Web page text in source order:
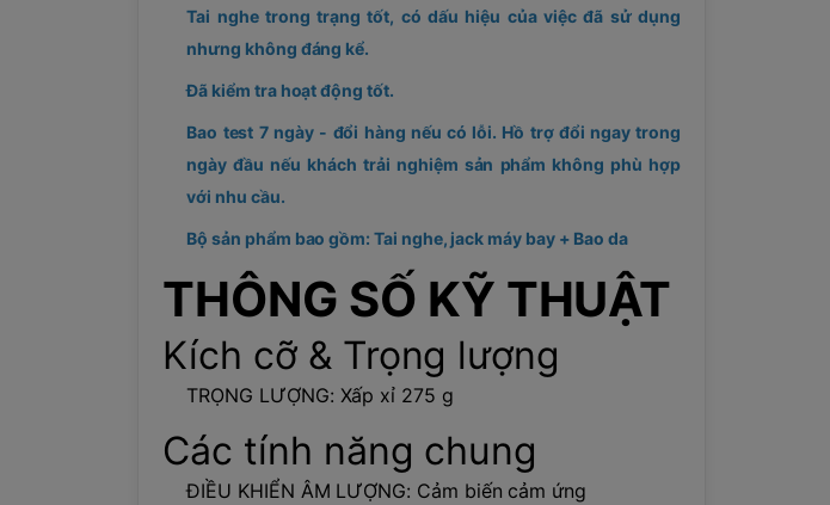
Tai nghe trong trạng tốt, có dấu hiệu của việc đã sử dụng
nhưng không đáng kể.
Đã kiểm tra hoạt động tốt.
Bao test 7 ngày - đổi hàng nếu có lỗi. Hồ trợ đổi ngay trong
ngày đầu nếu khách trải nghiệm sản phẩm không phù hợp
với nhu cầu.
Bộ sản phẩm bao gồm: Tai nghe, jack máy bay + Bao da
THÔNG SỐ KỸ THUẬT
Kích cỡ & Trọng lượng
TRỌNG LƯỢNG: Xấp xỉ 275 g
Các tính năng chung
ĐIỀU KHIỂN ÂM LƯỢNG: Cảm biến cảm ứng